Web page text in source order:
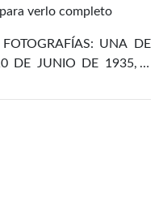
para verlo completo
UNA DE
DE JUNIO DE 1935, Y
31 DE DICIEMBRE DE